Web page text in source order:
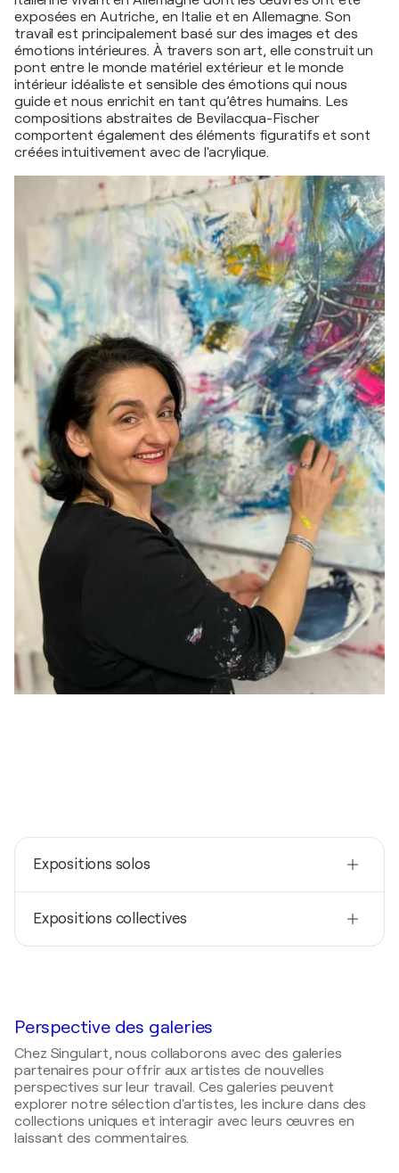
exposées en Autriche, en Italie et en Allemagne. Son
travail est principalement basé sur des images et des
émotions intérieures. À travers son art, elle construit un
pont entre le monde matériel extérieur et le monde
intérieur idéaliste et sensible des émotions qui nous
guide et nous enrichit en tant qu’êtres humains. Les
compositions abstraites de Bevilacqua-Fischer
comportent également des éléments figuratifs et sont
créées intuitivement avec de l'acrylique.
Expositions solos
When I finally chose myself / Studio of the artist -
2022
Spring in Stuttgart / KÄSTNER im Königsbau -
Stuttgart, Allemagne
2021
Discovery Art Fair Frankfurt /FRANKFURT · THE
DISCOVERY ART FAIR- Frankfurt am Main,
Expositions collectives
Art Karlsruhe / Kunst International Präsentation
des Kunstvereins und der Aktivitäten - Karlsruhe,
Allemagne
2023
Rome Art Expo / Palazzo Velli Expo - Roma, Italie
Perspective des galeries
Chez Singulart, nous collaborons avec des galeries
partenaires pour offrir aux artistes de nouvelles
perspectives sur leur travail. Ces galeries peuvent
explorer notre sélection d'artistes, les inclure dans des
collections uniques et interagir avec leurs œuvres en
laissant des commentaires.